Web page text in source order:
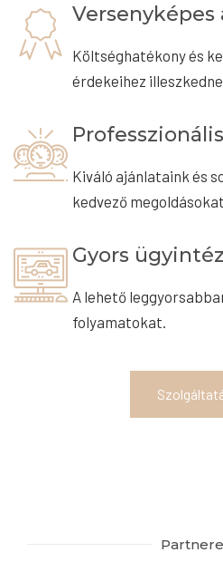
Versenyképes
Költséghatékony és
érdekeihez
Kiváló ajánlataink és
kedvező
Gyors
A lehető
folyamatokat.